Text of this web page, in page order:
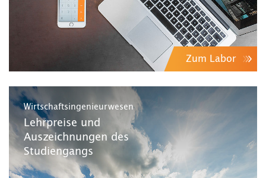
Zum Labor
Wirtschaftsingenieurwesen
Lehrpreise und
Auszeichnungen des
Studiengangs